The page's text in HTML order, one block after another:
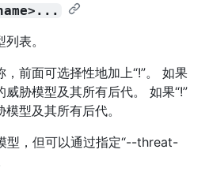
表。
前面可选择性地加上“!”。 如果
威胁模型及其所有后代。 如果“!”
型及其所有后代。
型，但可以通过指定“--threat-